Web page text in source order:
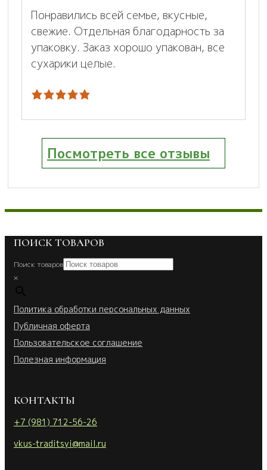
Понравились всей семье, вкусные,
свежие. Отдельная благодарность за
упаковку. Заказ хорошо упакован, все
сухарики целые.
Посмотреть все отзывы
ПОИСК ТОВАРОВ
Поиск товаров
×
Политика обработки персональных данных
Публичная оферта
Пользовательское соглашение
Полезная информация
КОНТАКТЫ
+7 (981) 712-56-26
vkus-traditsyi@mail.ru